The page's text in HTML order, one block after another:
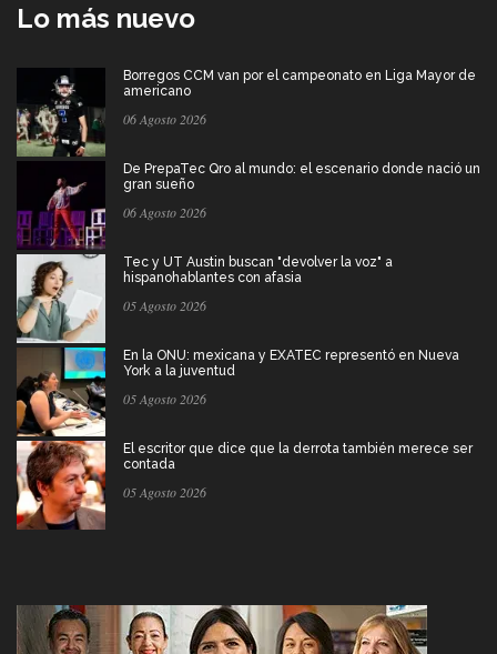
Lo más nuevo
Borregos CCM van por el campeonato en Liga Mayor de
americano
06 Agosto 2026
De PrepaTec Qro al mundo: el escenario donde nació un
gran sueño
06 Agosto 2026
Tec y UT Austin buscan "devolver la voz" a
hispanohablantes con afasia
05 Agosto 2026
En la ONU: mexicana y EXATEC representó en Nueva
York a la juventud
05 Agosto 2026
El escritor que dice que la derrota también merece ser
contada
05 Agosto 2026